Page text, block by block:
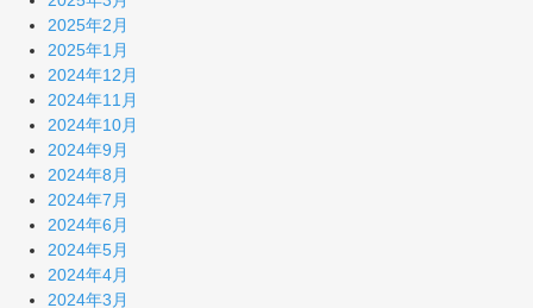
2025年2月
2025年1月
2024年12月
2024年11月
2024年10月
2024年9月
2024年8月
2024年7月
2024年6月
2024年5月
2024年4月
2024年3月